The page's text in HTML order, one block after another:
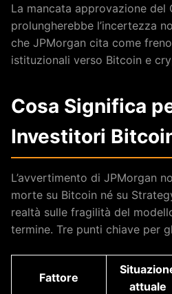
La mancata approvazione del
prolungherebbe l’incertezza
che JPMorgan cita come
istituzionali verso Bitcoin e
Cosa Significa
Investitori
L’avvertimento di JPMorgan
morte su Bitcoin né su
realtà sulle fragilità del
termine. Tre punti chiave per
Fattore
attuale